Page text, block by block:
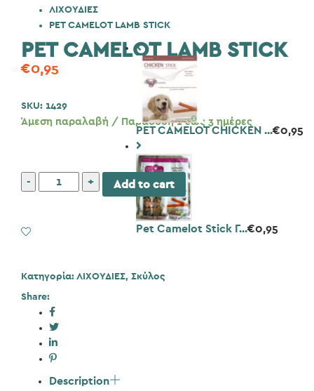
ΛΙΧΟΥΔΙΕΣ
PET CAMELOT LAMB STICK
PET CAMELOT CHICKEN ...€0,95
Pet Camelot Stick Γ...€0,95
PET CAMELOT LAMB STICK
€0,95
SKU: 1429
Άμεση παραλαβή / Παράδοση 1 έως 3 ημέρες
CAMELOT
STICK
Add to cart
Κατηγορία: ΛΙΧΟΥΔΙΕΣ, Σκύλος
Share:
Description